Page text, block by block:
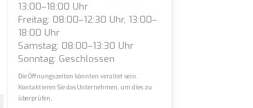
13:00–18:00 Uhr
Freitag: 08:00–12:30 Uhr, 13:00–
18:00 Uhr
Samstag: 08:00–13:30 Uhr
Sonntag: Geschlossen
Die Öffnungszeiten könnten veraltet sein.
Kontaktieren Sie das Unternehmen, um dies zu
überprüfen.